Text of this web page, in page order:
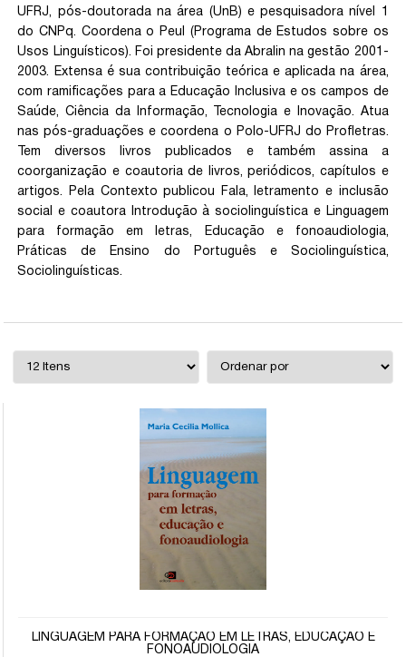
UFRJ, pós-doutorada na área (UnB) e pesquisadora nível 1
do CNPq. Coordena o Peul (Programa de Estudos sobre os
Usos Linguísticos). Foi presidente da Abralin na gestão 2001-
2003. Extensa é sua contribuição teórica e aplicada na área,
com ramificações para a Educação Inclusiva e os campos de
Saúde, Ciência da Informação, Tecnologia e Inovação. Atua
nas pós-graduações e coordena o Polo-UFRJ do Profletras.
Tem diversos livros publicados e também assina a
coorganização e coautoria de livros, periódicos, capítulos e
artigos. Pela Contexto publicou Fala, letramento e inclusão
social e coautora Introdução à sociolinguística e Linguagem
para formação em letras, Educação e fonoaudiologia,
Práticas de Ensino do Português e Sociolinguística,
Sociolinguísticas.
LINGUAGEM PARA FORMAÇÃO EM LETRAS, EDUCAÇÃO E
FONOAUDIOLOGIA